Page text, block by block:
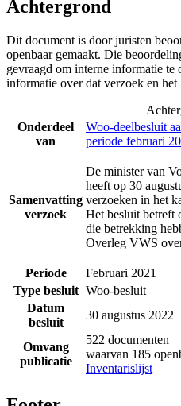
Achtergrond
Dit document is door juristen
openbaar gemaakt. Die
gevraagd om interne informatie te
informatie over dat verzoek en het
Onderdeel
van
Woo-deelbesluit
periode februari
Samenvatting
verzoek
De minister van
heeft op 30
verzoeken in het
Het besluit betreft
die betrekking
Overleg VWS
Periode
Februari 2021
Type besluit Woo-besluit
Datum
besluit
30 augustus 2022
Omvang
publicatie
522 documenten
waarvan 185
Inventarislijst